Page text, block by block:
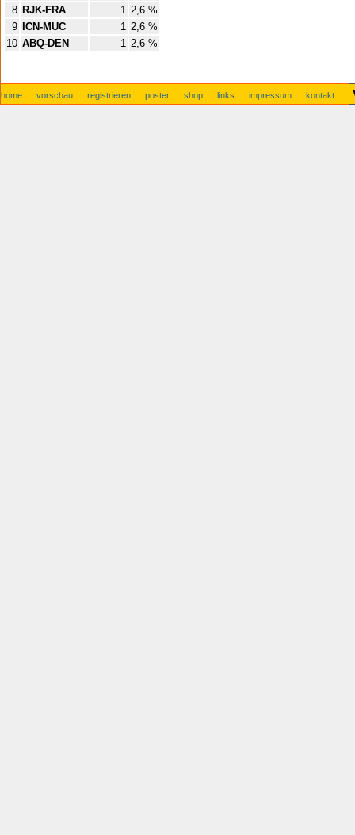
8 RJK-FRA 1 2,6 %
9
ICN-MUC 1 2,6 %
10 ABQ-DEN 1 2,6 %
home : vorschau : registrieren : poster : shop : links : impressum : kontakt :